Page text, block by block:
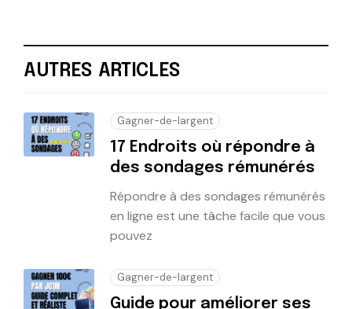
AUTRES ARTICLES
Gagner-de-largent
17 Endroits où répondre à
des sondages rémunérés
Répondre à des sondages rémunérés
en ligne est une tâche facile que vous
pouvez
Gagner-de-largent
Guide pour améliorer ses